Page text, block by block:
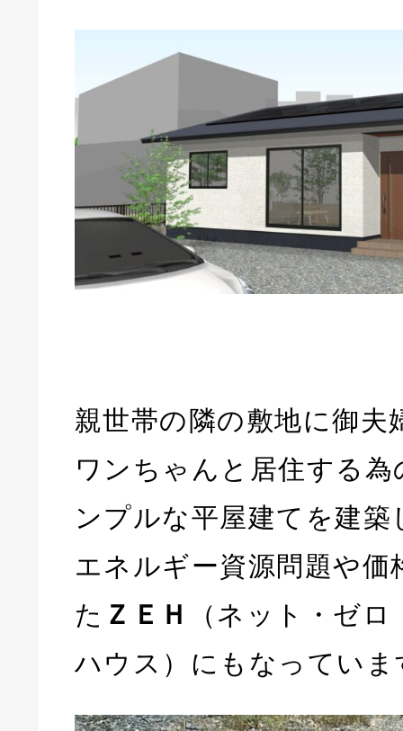
親世帯の隣の敷地に御夫
ワンちゃんと居住する
ンプルな平屋建てを建築
エネルギー資源問題や価
た ＺＥＨ
（ネット・ゼ
ハウス）にもなっていま